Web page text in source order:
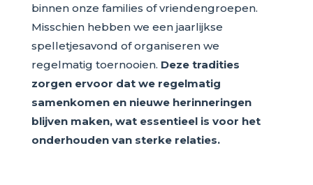
binnen onze families of vriendengroepen.
Misschien hebben we een jaarlijkse
spelletjesavond of organiseren we
regelmatig toernooien. Deze tradities
zorgen ervoor dat we regelmatig
samenkomen en nieuwe herinneringen
blijven maken, wat essentieel is voor het
onderhouden van sterke relaties.